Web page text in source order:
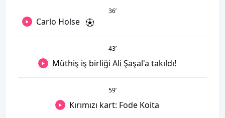
36’
Carlo Holse
43’
Müthiş iş birliği Ali Şaşal'a takıldı!
59’
Kırımızı kart: Fode Koita